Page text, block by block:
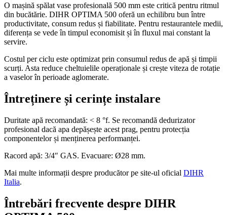
O mașină spălat vase profesională 500 mm este critică pentru ritmul
din bucătărie. DIHR OPTIMA 500 oferă un echilibru bun între
productivitate, consum redus și fiabilitate. Pentru restaurantele medii,
diferența se vede în timpul economisit și în fluxul mai constant la
servire.
Costul per ciclu este optimizat prin consumul redus de apă și timpii
scurți. Asta reduce cheltuielile operaționale și crește viteza de rotație
a vaselor în perioade aglomerate.
Întreținere și cerințe instalare
Duritate apă recomandată: < 8 °f. Se recomandă dedurizator
profesional dacă apa depășește acest prag, pentru protecția
componentelor și menținerea performanței.
Racord apă: 3/4″ GAS. Evacuare: Ø28 mm.
Mai multe informații despre producător pe site-ul oficial DIHR
Italia.
Întrebări frecvente despre DIHR